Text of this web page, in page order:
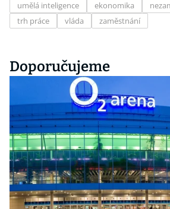
umělá inteligence
ekonomika
trh práce
vláda zaměstnání
Doporučujeme